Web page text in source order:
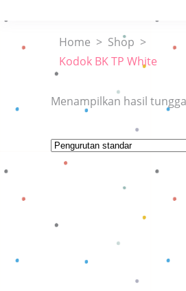
Home > Shop >
Kodok BK TP White
Menampilkan hasil
Baca